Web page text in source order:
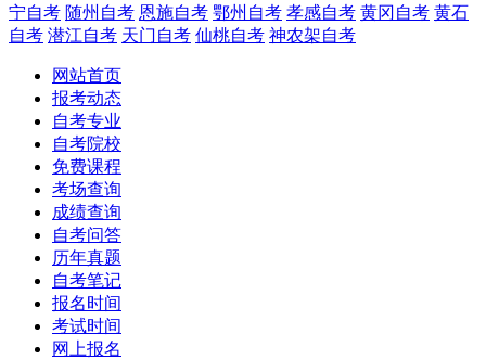
宁自考 随州自考 恩施自考 鄂州自考 孝感自考 黄冈自考 黄石
自考 潜江自考 天门自考 仙桃自考 神农架自考
网站首页
报考动态
自考专业
自考院校
免费课程
考场查询
成绩查询
自考问答
历年真题
自考笔记
报名时间
考试时间
网上报名